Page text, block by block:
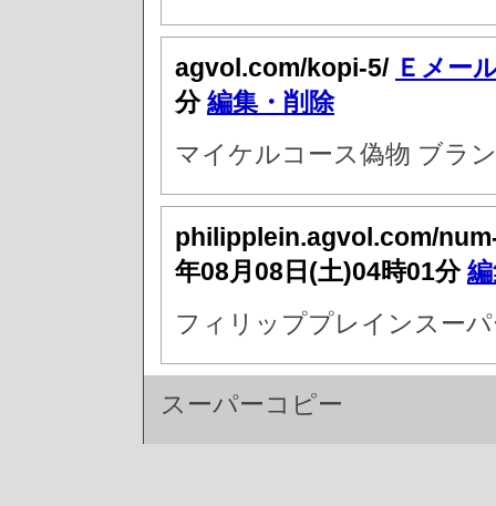
agvol.com/kopi-5/ Ｅメー
分編集・削除
マイケルコース偽物 ブラ
philipplein.agvol.com/
年08月08日(土)04時01分
フィリッププレインスー
スーパーコピー